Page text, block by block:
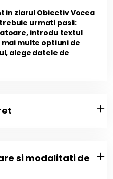
in ziarul Obiectiv Vocea
urmati pasii:
introdu textul
multe optiuni de
alege datele de
si modalitati de